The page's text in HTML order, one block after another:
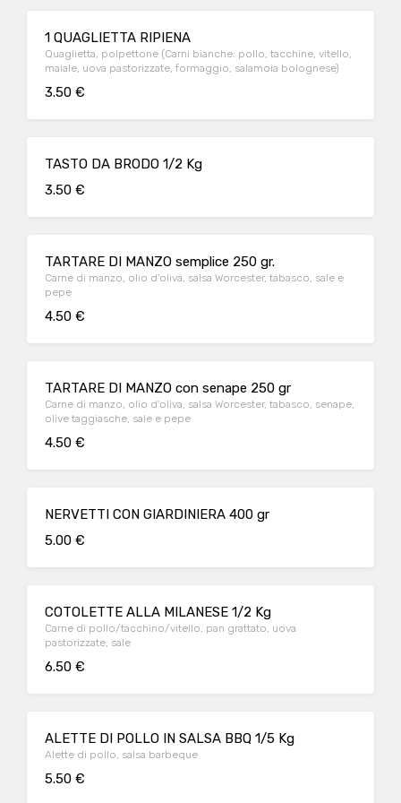
1 QUAGLIETTA RIPIENA
Quaglietta, polpettone (Carni bianche: pollo, tacchine, vitello,
maiale, uova pastorizzate, formaggio, salamoia bolognese)
3.50 €
TASTO DA BRODO 1/2 Kg
3.50 €
TARTARE DI MANZO semplice 250 gr.
Carne di manzo, olio d'oliva, salsa Worcester, tabasco, sale e
pepe
4.50 €
TARTARE DI MANZO con senape 250 gr
Carne di manzo, olio d'oliva, salsa Worcester, tabasco, senape,
olive taggiasche, sale e pepe
4.50 €
NERVETTI CON GIARDINIERA 400 gr
5.00 €
COTOLETTE ALLA MILANESE 1/2 Kg
Carne di pollo/tacchino/vitello, pan grattato, uova
pastorizzate, sale
6.50 €
ALETTE DI POLLO IN SALSA BBQ 1/5 Kg
Alette di pollo, salsa barbeque
5.50 €